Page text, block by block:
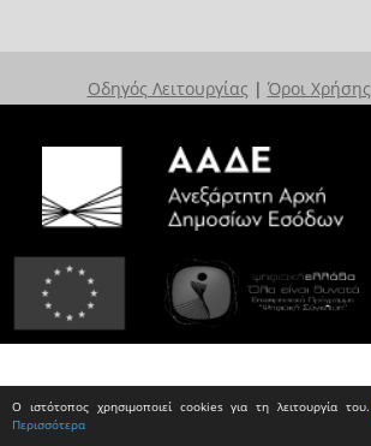
Ο ιστότοπος χρησιμοποιεί cookies για τη λειτουργία του.
Περισσότερα
Οδηγός Λειτουργίας | Όροι Χρήσης